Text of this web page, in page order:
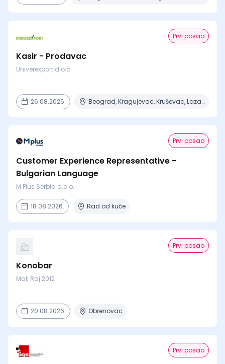
Prvi posao
Kasir - Prodavac
Univerexport d.o.o.
26.08.2026. Beograd, Kragujevac, Kruševac, Lazarevac, Mladenovac + 6 mesta
Prvi posao
Customer Experience Representative -
Bulgarian Language
M Plus Serbia d.o.o.
18.08.2026. Rad od kuće
Prvi posao
Konobar
Mali Raj 2012
20.08.2026. Obrenovac
Prvi posao